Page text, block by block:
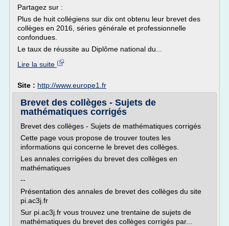
Partagez sur :
Plus de huit collégiens sur dix ont obtenu leur brevet des
collèges en 2016, séries générale et professionnelle
confondues.
Le taux de réussite au Diplôme national du...
Lire la suite
Site : http://www.europe1.fr
Brevet des collèges - Sujets de
mathématiques corrigés
Brevet des collèges - Sujets de mathématiques corrigés
Cette page vous propose de trouver toutes les
informations qui concerne le brevet des collèges.
Les annales corrigées du brevet des collèges en
mathématiques
--
Présentation des annales de brevet des collèges du site
pi.ac3j.fr
Sur pi.ac3j.fr vous trouvez une trentaine de sujets de
mathématiques du brevet des collèges corrigés par...